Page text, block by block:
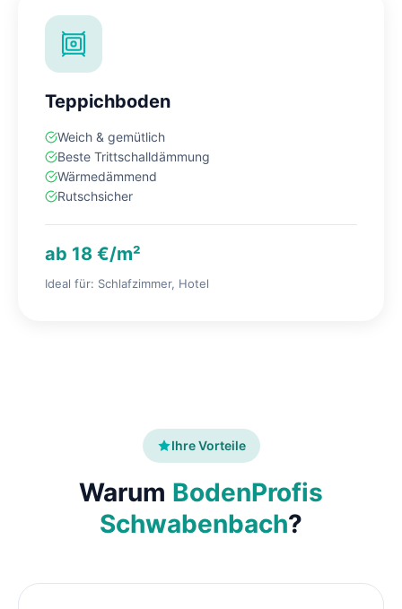
Teppichboden
Weich & gemütlich
Beste Trittschalldämmung
Wärmedämmend
Rutschsicher
ab 18 €/m²
Ideal für: Schlafzimmer, Hotel
Ihre Vorteile
Warum BodenProfis
Schwabenbach?